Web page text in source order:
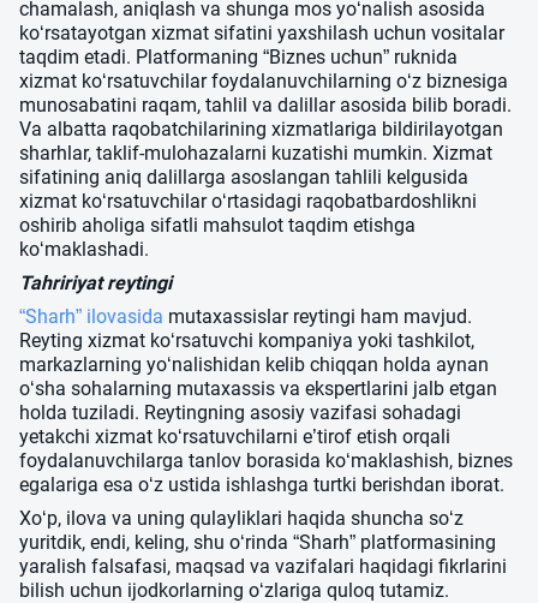
chamalash, aniqlash va shunga mos yo‘nalish asosida
ko‘rsatayotgan xizmat sifatini yaxshilash uchun vositalar
taqdim etadi. Platformaning “Biznes uchun” ruknida
xizmat ko‘rsatuvchilar foydalanuvchilarning o‘z biznesiga
munosabatini raqam, tahlil va dalillar asosida bilib boradi.
Va albatta raqobatchilarining xizmatlariga bildirilayotgan
sharhlar, taklif-mulohazalarni kuzatishi mumkin. Xizmat
sifatining aniq dalillarga asoslangan tahlili kelgusida
xizmat ko‘rsatuvchilar o‘rtasidagi raqobatbardoshlikni
oshirib aholiga sifatli mahsulot taqdim etishga
ko‘maklashadi.
Tahririyat reytingi
“Sharh” ilovasida mutaxassislar reytingi ham mavjud.
Reyting xizmat ko‘rsatuvchi kompaniya yoki tashkilot,
markazlarning yo‘nalishidan kelib chiqqan holda aynan
o‘sha sohalarning mutaxassis va ekspertlarini jalb etgan
holda tuziladi. Reytingning asosiy vazifasi sohadagi
yetakchi xizmat ko‘rsatuvchilarni e’tirof etish orqali
foydalanuvchilarga tanlov borasida ko‘maklashish, biznes
egalariga esa o‘z ustida ishlashga turtki berishdan iborat.
Xo‘p, ilova va uning qulayliklari haqida shuncha so‘z
yuritdik, endi, keling, shu o‘rinda “Sharh” platformasining
yaralish falsafasi, maqsad va vazifalari haqidagi fikrlarini
bilish uchun ijodkorlarning o‘zlariga quloq tutamiz.